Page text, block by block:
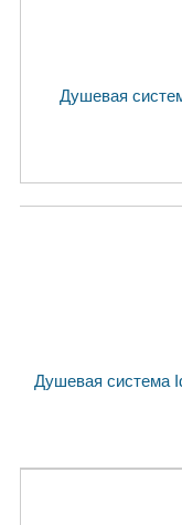
Душевая
Душевая система